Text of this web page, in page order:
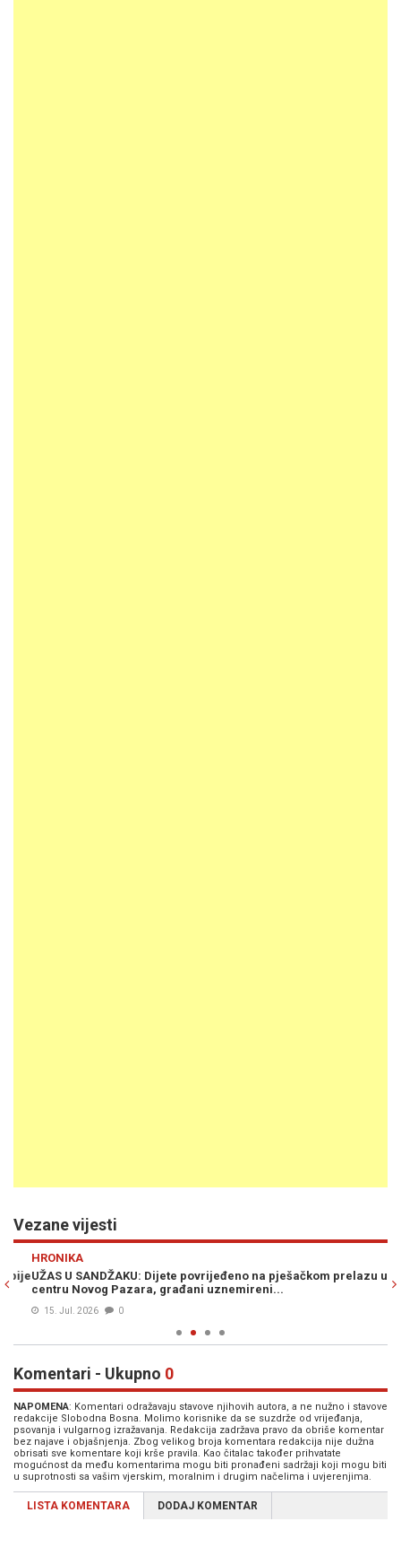
Vezane vijesti
HRONIKA
UŽAS U SANDŽAKU: Dijete povrijeđeno na pješačkom prelazu u
centru Novog Pazara, građani uznemireni...
15. Jul. 2026 0
Komentari - Ukupno 0
NAPOMENA: Komentari odražavaju stavove njihovih autora, a ne nužno i stavove
redakcije Slobodna Bosna. Molimo korisnike da se suzdrže od vrijeđanja,
psovanja i vulgarnog izražavanja. Redakcija zadržava pravo da obriše komentar
bez najave i objašnjenja. Zbog velikog broja komentara redakcija nije dužna
obrisati sve komentare koji krše pravila. Kao čitalac također prihvatate
mogućnost da među komentarima mogu biti pronađeni sadržaji koji mogu biti
u suprotnosti sa vašim vjerskim, moralnim i drugim načelima i uvjerenjima.
LISTA KOMENTARA DODAJ KOMENTAR